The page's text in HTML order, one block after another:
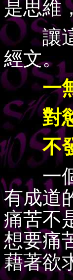
是思維
讓這成
經文。
一
對
不
一個
有成道
痛苦不
想要痛
藉著欲